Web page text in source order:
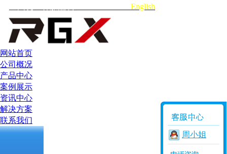
English
网站首页
公司概况
产品中心
案例展示
资讯中心
解决方案
联系我们
周小姐